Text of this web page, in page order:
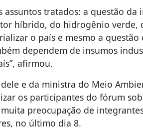
assuntos tratados: a questão
híbrido, do hidrogênio verde,
o país e mesmo a
dependem de insumos
afirmou.
e da ministra do Meio
os participantes do fórum
preocupação de
no último dia 8.